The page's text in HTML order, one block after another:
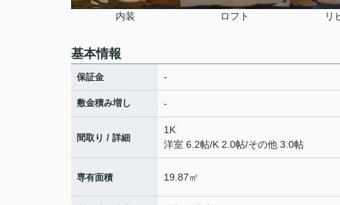
内装 ロフト リ
基本情報
保証金 -
敷金積み増し -
間取り / 詳細
1K
洋室 6.2帖/K 2.0帖/その他 3.0帖
専有面積 19.87㎡